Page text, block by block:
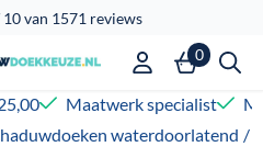
Kies instellingen of
10van 1571 reviews
0
Maatwerk specialist
waterdoorlatend /